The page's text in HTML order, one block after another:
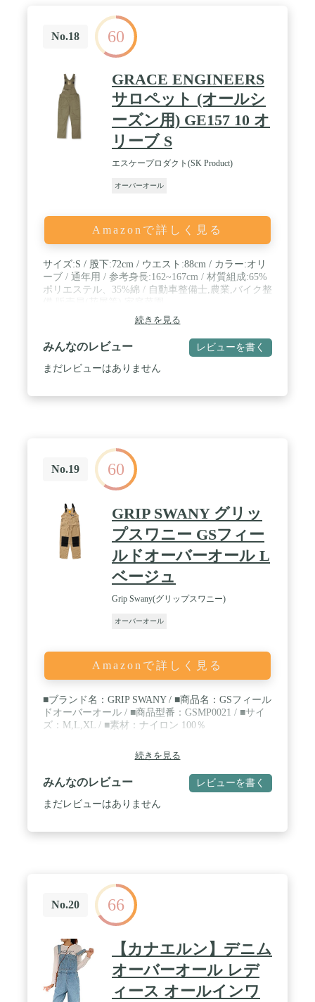
No.18 60
GRACE ENGINEERS
サロペット (オールシ
ーズン用) GE157 10 オ
リーブ S
エスケープロダクト(SK Product)
オーバーオール
Amazonで詳しく見る
サイズ:S / 股下:72cm / ウエスト:88cm / カラー:オリ
ーブ / 通年用 / 参考身長:162~167cm / 材質組成:65%
ポリエステル、35%綿 / 自動車整備士,農業,バイク整
続きを見る
みんなのレビュー レビューを書く
まだレビューはありません
No.19 60
GRIP SWANY グリッ
プスワニー GSフィー
ルドオーバーオール L
ベージュ
Grip Swany(グリップスワニー)
オーバーオール
Amazonで詳しく見る
■ブランド名：GRIP SWANY / ■商品名：GSフィール
ドオーバーオール / ■商品型番：GSMP0021 / ■サイ
ズ：M,L,XL / ■素材：ナイロン 100％
続きを見る
みんなのレビュー レビューを書く
まだレビューはありません
No.20 66
【カナエルン】デニム
オーバーオール レデ
ィース オールインワ